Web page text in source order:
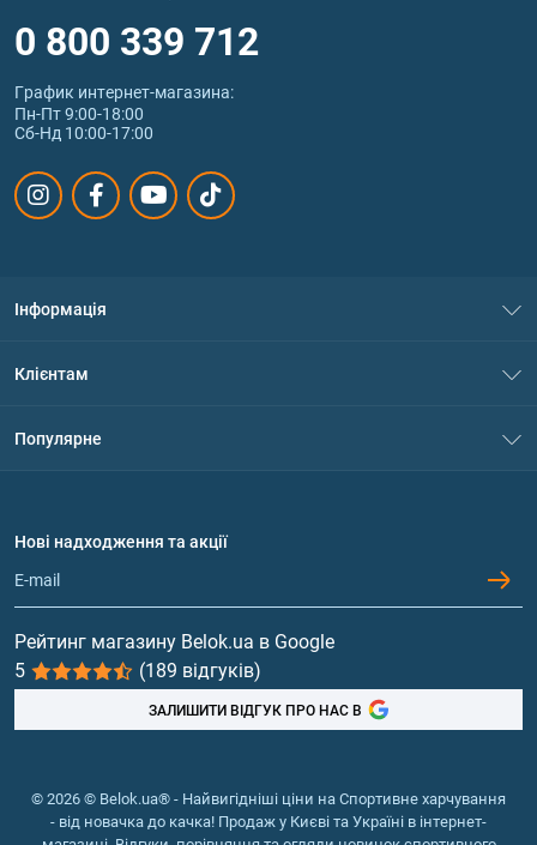
0 800 339 712
График интернет‑магазина:
Пн-Пт 9:00-18:00
Сб-Нд 10:00-17:00
Інформація
Політика конфіденційності
Обмін та повернення
Клієнтам
Популярне
Протеїн
Гейнери
Вітаміни та мінерали
Риб'ячий жир, жирні кислоти
Нові надходження та акції
Рейтинг магазину Belok.ua в Google
5
(189 відгуків)
ЗАЛИШИТИ ВІДГУК ПРО НАС В
© 2026 © Belok.ua® - Найвигідніші ціни на Спортивне харчування
- від новачка до качка! Продаж у Києві та Україні в інтернет-